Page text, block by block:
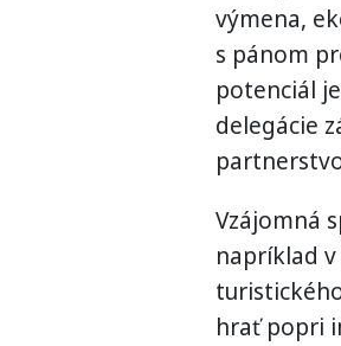
výmena,
s pánom
potenciál
delegácie
Vzájomná
napríklad
hrať popri